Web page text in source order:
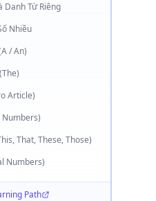
Danh Từ Riêng
Nhiều
/ An)
Article)
That, These, Those)
Numbers)
Path